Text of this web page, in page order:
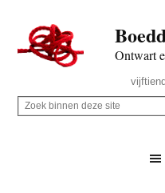
naar
de
inhoud
secondary
naar
de
sidebar
naar
de
Ontwart
Rechts
Z
Z